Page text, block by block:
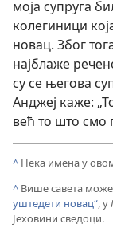
моја супруга
колегиници
новац. Због
најблаже
су се његова
Анджеј каже:
већ то што смо
^ Нека имена у
^ Више савета
уштедети новац“, у
Јеховини сведоци.